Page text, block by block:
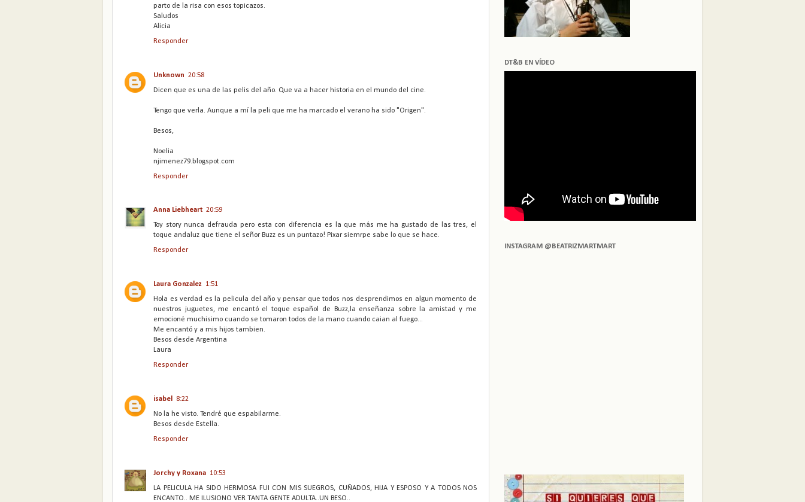
parto de la risa con esos topicazos.
Saludos
Alicia
Responder
Unknown 20:58
Dicen que es una de las pelis del año. Que va a hacer historia en el mundo del cine.
Tengo que verla. Aunque a mí la peli que me ha marcado el verano ha sido "Origen".
Besos,
Noelia
njimenez79.blogspot.com
Responder
Anna Liebheart 20:59
Toy story nunca defrauda pero esta con diferencia es la que más me ha gustado de las tres, el
toque andaluz que tiene el señor Buzz es un puntazo! Pixar siemrpe sabe lo que se hace.
Responder
Laura Gonzalez 1:51
Hola es verdad es la pelicula del año y pensar que todos nos desprendimos en algun momento de
nuestros juguetes, me encantó el toque español de Buzz,la enseñanza sobre la amistad y me
emocioné muchisimo cuando se tomaron todos de la mano cuando caian al fuego...
Me encantó y a mis hijos tambien.
Besos desde Argentina
Laura
Responder
isabel 8:22
No la he visto. Tendré que espabilarme.
Besos desde Estella.
Responder
Jorchy y Roxana 10:53
LA PELICULA HA SIDO HERMOSA FUI CON MIS SUEGROS, CUÑADOS, HIJA Y ESPOSO Y A TODOS NOS
ENCANTO.. ME ILUSIONO VER TANTA GENTE ADULTA..UN BESO..
DT&B EN VÍDEO
INSTAGRAM @BEATRIZMARTMART